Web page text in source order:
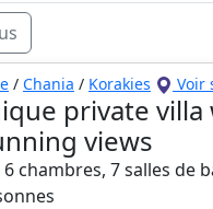
/ Chania / Korakies Voir
private villa
views
6 chambres, 7 salles de